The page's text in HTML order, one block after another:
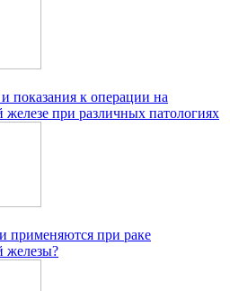
показания к операции на
железе при различных патологиях
применяются при раке
железы?